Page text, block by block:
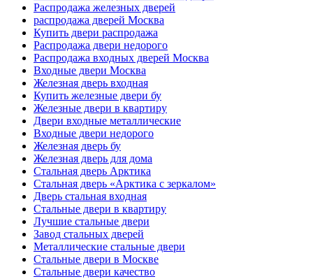
Распродажа железных дверей
распродажа дверей Москва
Купить двери распродажа
Распродажа двери недорого
Распродажа входных дверей Москва
Входные двери Москва
Железная дверь входная
Купить железные двери бу
Железные двери в квартиру
Двери входные металлические
Входные двери недорого
Железная дверь бу
Железная дверь для дома
Стальная дверь Арктика
Стальная дверь «Арктика с зеркалом»
Дверь стальная входная
Стальные двери в квартиру
Лучшие стальные двери
Завод стальных дверей
Металлические стальные двери
Стальные двери в Москве
Стальные двери качество